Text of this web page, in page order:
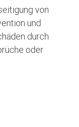
von
und
durch
oder